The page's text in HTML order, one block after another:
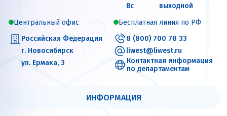
Вс
выходной
Центральный офис
Российская Федерация
г. Новосибирск
ул. Ермака, 3
Бесплатная линия по РФ
8 (800) 700 78 33
liwest@liwest.ru
Контактная информация
по департаментам
ИНФОРМАЦИЯ